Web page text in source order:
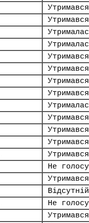
Утримався
Утримався
Утримався
Утримався
Утримався
Утримався
Утримався
Утримався
Утримався
Утримався
Не
Утримався
Відсутній
Не
Утримався